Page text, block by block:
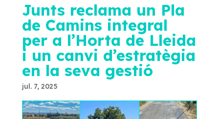
Junts reclama un Pla
de Camins integral
per a l’Horta de Lleida
i un canvi d’estratègia
en la seva gestió
jul. 7, 2025